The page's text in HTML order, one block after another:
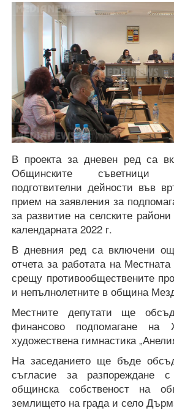
В проекта за дневен ред са
Общинските
подготвителни дейности във
прием на заявления за
за развитие на селските
календарната 2022 г.
В дневния ред са включени
отчета за работата на
срещу противообществените
и непълнолетните в община
Местните депутати ще
финансово подпомагане
художествена гимнастика
На заседанието ще бъде
съгласие за разпореждане
общинска собственост на
землището на града и село